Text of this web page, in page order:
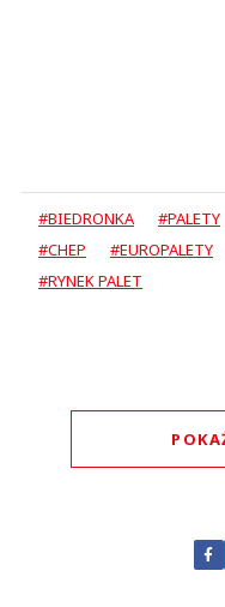
#BIEDRONKA #PALETY
#CHEP
#EUROPALETY
#RYNEK PALET
Nie
Zostaw